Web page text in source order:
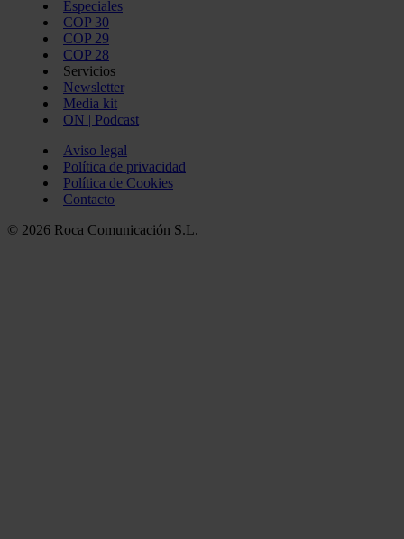
Especiales
COP 30
COP 29
COP 28
Servicios
Newsletter
Media kit
ON | Podcast
Aviso legal
Política de privacidad
Política de Cookies
Contacto
© 2026 Roca Comunicación S.L.